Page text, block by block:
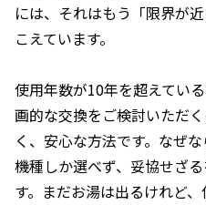
には、それはもう「限界が
こえています。
使用年数が10年を超えてい
画的な交換をご検討いただ
く、安心な方法です。なぜ
機種しか選べず、妥協せざ
す。まだお湯は出るけれど